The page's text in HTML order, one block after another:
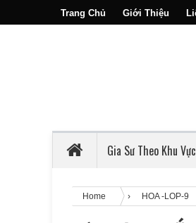
Trang Chủ Giới Thiệu
Gia Sư Theo Khu Vực
Home › HOA -LOP-9